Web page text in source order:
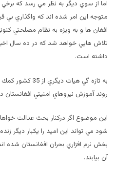
اما از سوي ديگر به نظر مي رسد كه
متوجه اين امر شده اند كه واگذاري بي
افغان ها و به ويژه به نظام مصلحتي
تلاش هايي خواهد شد كه در ده سال
داشته است.
به تازه گي هيات
روند آموزش نيروهاي امنيتي افغانستان
اين موضوع اگر دركنار بحث عدالت
شود مي تواند اين اميد را يكبار ديگر
بخش نرم افزاري بحران افغانستان شده
آن بيابند.